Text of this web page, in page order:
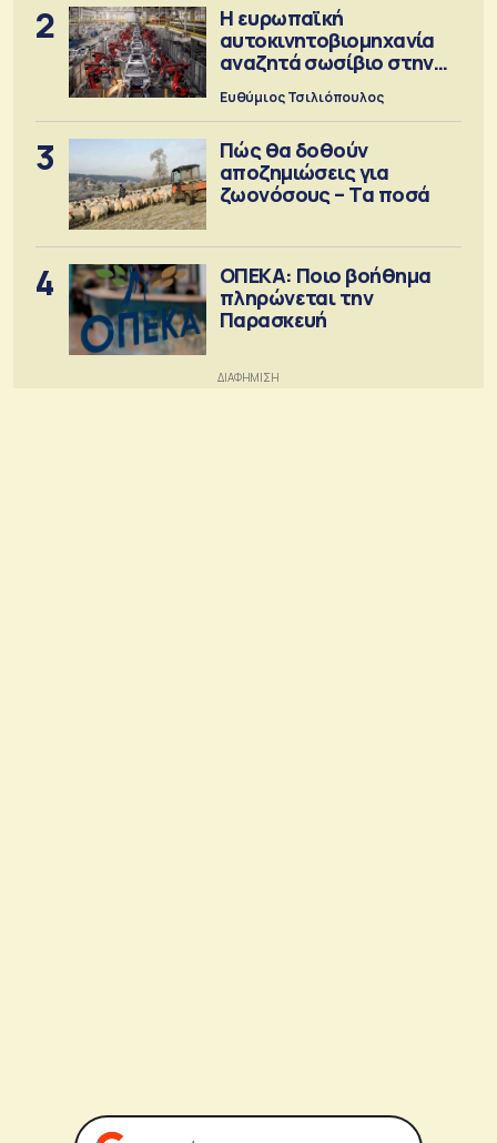
2
Η ευρωπαϊκή
αυτοκινητοβιομηχανία
αναζητά σωσίβιο στην
Κίνα
Ευθύμιος Τσιλιόπουλος
3
Πώς θα δοθούν
αποζημιώσεις για
ζωονόσους – Τα ποσά
4
ΟΠΕΚΑ: Ποιο βοήθημα
πληρώνεται την
Παρασκευή